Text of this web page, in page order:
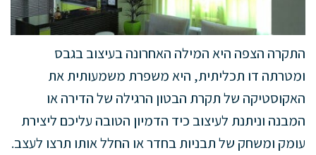
התקרה הצפה היא המילה האחרונה בעיצוב בגבס
ומטרתה דו תכליתית, היא משפרת משמעותית את
האקוסטיקה של תקרת הבטון הרגילה של הדירה או
המבנה וניתנת לעיצוב כיד הדמיון הטובה עליכם ליצירת
עומק ומשחק של תבניות בחדר או החלל אותו תרצו לעצב.